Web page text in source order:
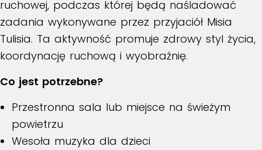
ruchowej, podczas której będą naśladować
zadania wykonywane przez przyjaciół Misia
Tulisia. Ta aktywność promuje zdrowy styl życia,
koordynację ruchową i wyobraźnię.
Co jest potrzebne?
Przestronna sala lub miejsce na świeżym
powietrzu
Wesoła muzyka dla dzieci